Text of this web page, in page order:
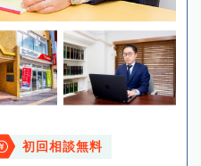
初回相談無料